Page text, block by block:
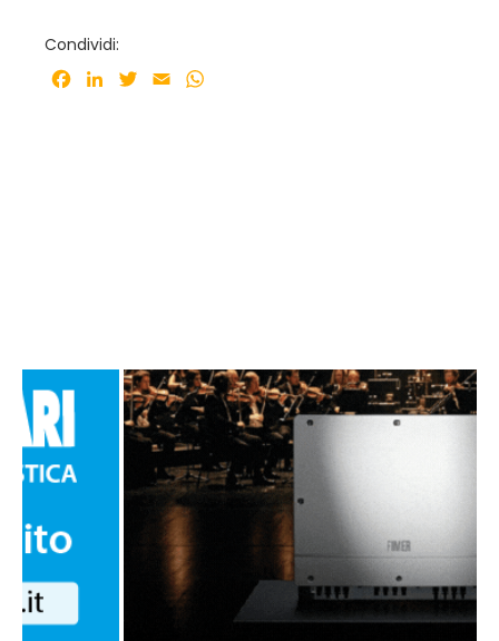
Condividi:
Facebook
LinkedInTwitter
Email